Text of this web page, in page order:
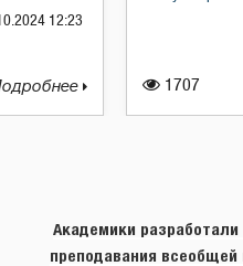
12:23
1707
Академики
преподавания